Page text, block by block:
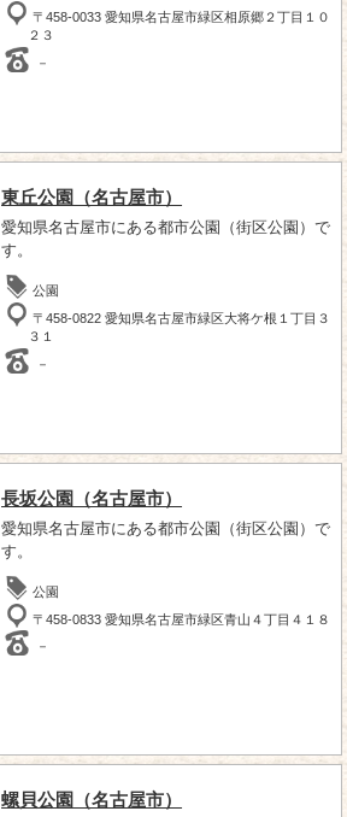
〒458-0033 愛知県名古屋市緑区相原郷２丁目１０
２３
－
東丘公園（名古屋市）
愛知県名古屋市にある都市公園（街区公園）で
す。
公園
〒458-0822 愛知県名古屋市緑区大将ケ根１丁目３
３１
－
長坂公園（名古屋市）
愛知県名古屋市にある都市公園（街区公園）で
す。
公園
〒458-0833 愛知県名古屋市緑区青山４丁目４１８
－
螺貝公園（名古屋市）